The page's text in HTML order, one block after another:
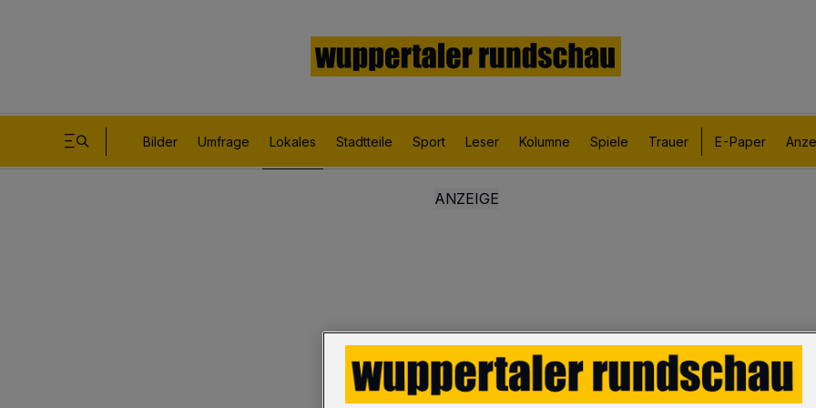
Bilder Umfrage Lokales Stadtteile Sport Leser Kolumne Spiele Trauer E-Paper